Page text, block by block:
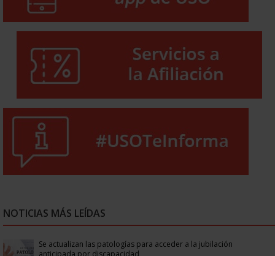
NOTICIAS MÁS LEÍDAS
Se actualizan las patologías para acceder a la jubilación
anticipada por discapacidad